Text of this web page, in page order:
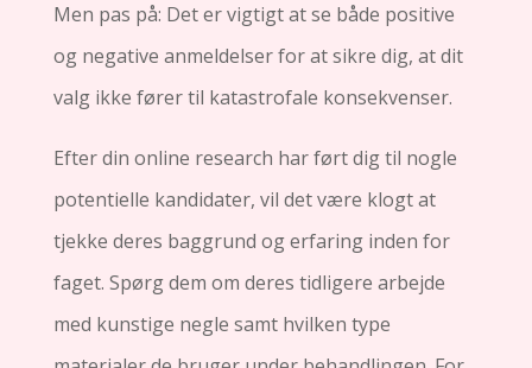
Men pas på: Det er vigtigt at se både positive
og negative anmeldelser for at sikre dig, at dit
valg ikke fører til katastrofale konsekvenser.
Efter din online research har ført dig til nogle
potentielle kandidater, vil det være klogt at
tjekke deres baggrund og erfaring inden for
faget. Spørg dem om deres tidligere arbejde
med kunstige negle samt hvilken type